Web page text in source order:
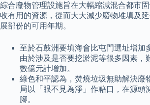
綜合廢物管理設施旨在大幅縮減混合都市
收有用的資源，從而大大減少廢物堆填及
展部份的可用年期。
至於石鼓洲要填海會比屯門選址增加
由於涉及是否要挖淤泥等很多因素，
數億元計增加。
綠色和平認為，焚燒垃圾無助解決廢
局以「眼不見為淨」作藉口，在源頭
腳。